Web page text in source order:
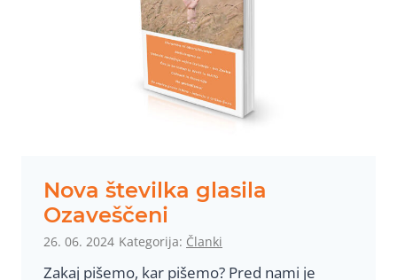
g
l
o
b
a
s
t
i
č
n
Nova številka glasila
Ozaveščeni
26. 06. 2024 Kategorija: Članki
Zakaj pišemo, kar pišemo? Pred nami je